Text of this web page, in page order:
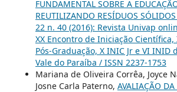
FUNDAMENTAL SOBRE A
REUTILIZANDO RESÍDUOS SÓLIDOS
22 n. 40 (2016): Revista Univap
XX Encontro de Iniciação Científica,
Pós-Graduação, X INIC Jr e VI
Vale do Paraíba / ISSN 2237-1753
Mariana de Oliveira Corrêa, Joyce
Josne Carla Paterno, AVALIAÇÃO DA